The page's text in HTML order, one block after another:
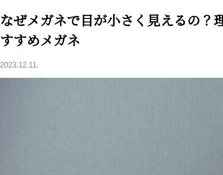
なぜメガネで目が小さく見えるの？
すすめメガネ
2023.12.11.